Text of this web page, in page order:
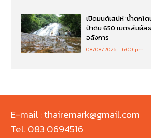
เปิดมนต์เสน่ห์ ‘น้ำตกโ
ป่าดิบ 650 เมตรสัมผัส
อลังการ
08/08/2026 6:00 pm
E-mail : thairemark@gmail.com
Tel. 083 0694516